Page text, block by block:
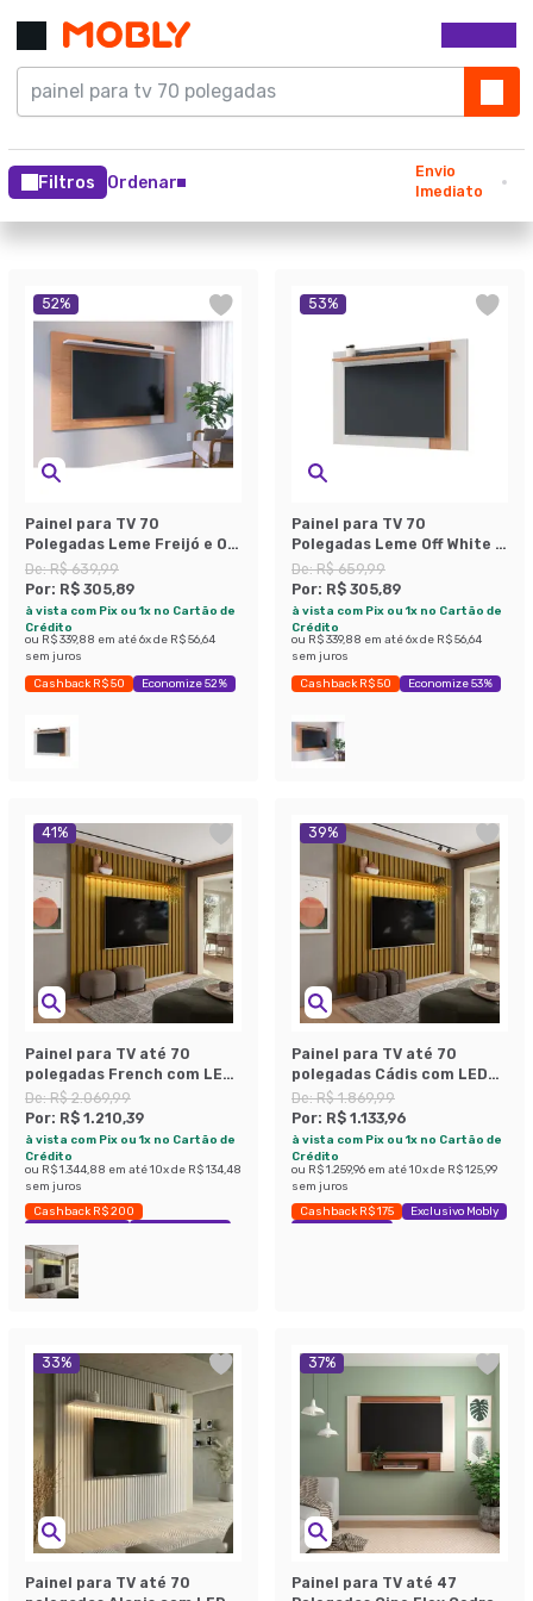
Filtros Ordenar
Envio
Imediato
52%
Painel para TV 70
Polegadas Leme Freijó e Off
White
De:R$ 639,99
Por: R$ 305,89
à vista com Pix ou 1x no Cartão de
Crédito
ou R$ 339,88 em até6x de R$ 56,64
sem juros
Cashback R$ 50 Economize 52%
53%
Painel para TV 70
Polegadas Leme Off White e
Freijó
De:R$ 659,99
Por: R$ 305,89
à vista com Pix ou 1x no Cartão de
Crédito
ou R$ 339,88 em até6x de R$ 56,64
sem juros
Cashback R$ 50 Economize 53%
41%
Painel para TV até 70
polegadas French com LED
Cedro
De:R$ 2.069,99
Por: R$ 1.210,39
à vista com Pix ou 1x no Cartão de
Crédito
ou R$ 1.344,88 em até10x de R$ 134,48
sem juros
Cashback R$ 200
Exclusivo Mobly
Economize 41%
39%
Painel para TV até 70
polegadas Cádis com LED
Cedro
De:R$ 1.869,99
Por: R$ 1.133,96
à vista com Pix ou 1x no Cartão de
Crédito
ou R$ 1.259,96 em até10x de R$ 125,99
sem juros
Cashback R$ 175
Exclusivo Mobly
Economize 39%
33%
Painel para TV até 70
37%
Painel para TV até 47